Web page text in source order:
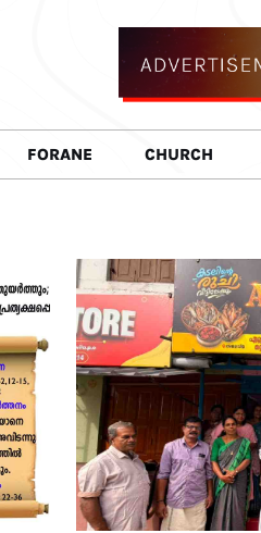
FORANE CHURCH